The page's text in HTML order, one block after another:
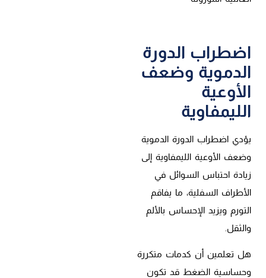
اضطراب الدورة
الدموية وضعف
الأوعية
الليمفاوية
يؤدي اضطراب الدورة الدموية
وضعف الأوعية الليمفاوية إلى
زيادة احتباس السوائل في
الأطراف السفلية، ما يفاقم
التورم ويزيد الإحساس بالألم
والثقل.
هل تعلمين أن كدمات متكررة
وحساسية الضغط قد تكون